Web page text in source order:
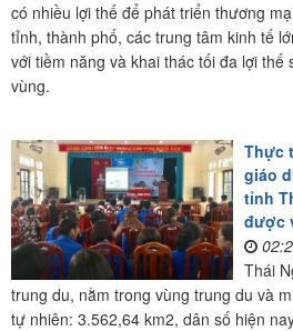
có nhiều lợi thế để phát triển thương
tỉnh, thành phố, các trung tâm kinh tế
với tiềm năng và khai thác tối đa lợi thế
vùng.
Thực
giáo
tỉnh
được
Thái
trung du, nằm trong vùng trung du và
tự nhiên: 3.562,64 km2, dân số hiện